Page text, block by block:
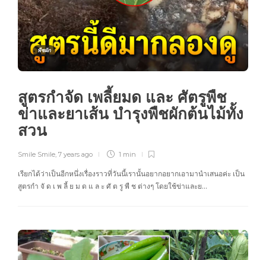
พืชผัก
สูตรกำจัด เพลี้ยมด และ ศัตรูพืช
ข่าและยาเส้น บำรุงพืชผักต้นไม้ทั้ง
สวน
Smile Smile 7 years ago 1 min
เรียกได้ว่าเป็นอีกหนึ่งเรื่องราวที่วันนี้เรานั้นอยากอยากเอามานำเสนอค่ะ เป็น
สูตรกำ จั ด เ พ ลี้ ย ม ด แ ล ะ ศั ต รู พื ช ต่างๆ โดยใช้ข่าและย…